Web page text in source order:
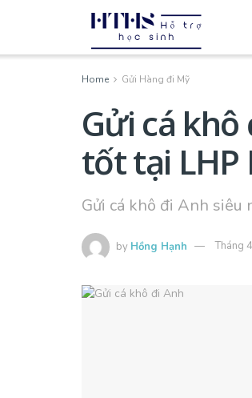
Home Gửi Hàng đi Mỹ
Gửi cá khô
tốt tại LHP
Gửi cá khô đi Anh siêu
by Hồng Hạnh Tháng